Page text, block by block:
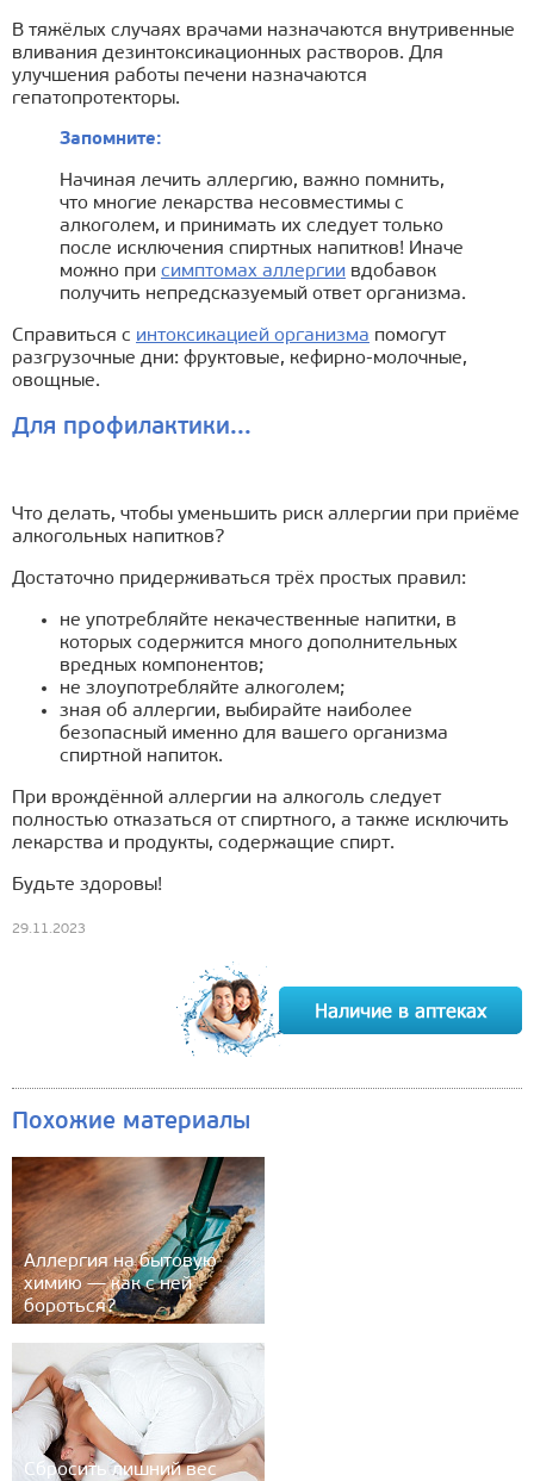
В тяжёлых случаях врачами назначаются внутривенные
вливания дезинтоксикационных растворов. Для
улучшения работы печени назначаются
гепатопротекторы.
Запомните:
Начиная лечить аллергию, важно помнить,
что многие лекарства несовместимы с
алкоголем, и принимать их следует только
после исключения спиртных напитков! Иначе
можно при симптомах аллергии вдобавок
получить непредсказуемый ответ организма.
Справиться с интоксикацией организма помогут
разгрузочные дни: фруктовые, кефирно-молочные,
овощные.
Для профилактики...
Что делать, чтобы уменьшить риск аллергии при приёме
алкогольных напитков?
Достаточно придерживаться трёх простых правил:
не употребляйте некачественные напитки, в
которых содержится много дополнительных
вредных компонентов;
не злоупотребляйте алкоголем;
зная об аллергии, выбирайте наиболее
безопасный именно для вашего организма
спиртной напиток.
При врождённой аллергии на алкоголь следует
полностью отказаться от спиртного, а также исключить
лекарства и продукты, содержащие спирт.
Будьте здоровы!
29.11.2023
Похожие материалы
Аллергия на бытовую
химию — как с ней
бороться?
Сбросить лишний вес